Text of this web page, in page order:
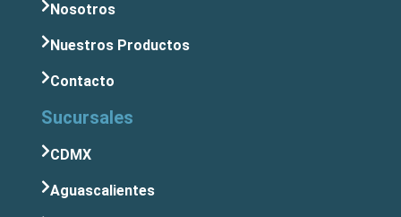
Nosotros
Nuestros Productos
Contacto
Sucursales
CDMX
Aguascalientes